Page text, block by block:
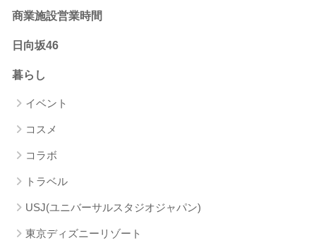
商業施設営業時間
日向坂46
暮らし
イベント
コスメ
コラボ
トラベル
USJ(ユニバーサルスタジオジャパン)
東京ディズニーリゾート